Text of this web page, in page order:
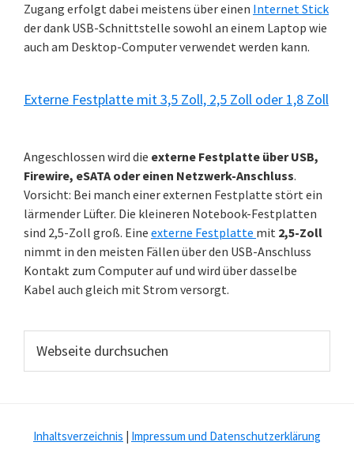
Zugang erfolgt dabei meistens über einen Internet Stick
der dank USB-Schnittstelle sowohl an einem Laptop wie
auch am Desktop-Computer verwendet werden kann.
Externe Festplatte mit 3,5 Zoll, 2,5 Zoll oder 1,8 Zoll
Angeschlossen wird die externe Festplatte über USB,
Firewire, eSATA oder einen Netzwerk-Anschluss.
Vorsicht: Bei manch einer externen Festplatte stört ein
lärmender Lüfter. Die kleineren Notebook-Festplatten
sind 2,5-Zoll groß. Eine externe Festplatte mit 2,5-Zoll
nimmt in den meisten Fällen über den USB-Anschluss
Kontakt zum Computer auf und wird über dasselbe
Kabel auch gleich mit Strom versorgt.
durchsuchen
Inhaltsverzeichnis | Impressum und Datenschutzerklärung